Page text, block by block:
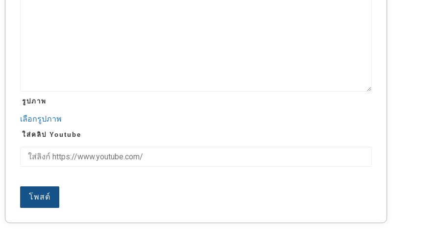
รูปภาพ
เลือกรูปภาพ
ใส่คลิป Youtube